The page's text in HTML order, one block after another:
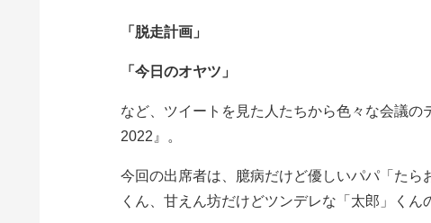
「脱走計画」
「今日のオヤツ」
など、ツイートを見た人たちから色々な会議
2022』。
今回の出席者は、臆病だけど優しいパパ「たら
くん、甘えん坊だけどツンデレな「太郎」くん